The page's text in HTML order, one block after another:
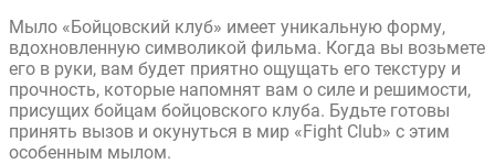
Мыло «Бойцовский клуб» имеет уникальную форму,
вдохновленную символикой фильма. Когда вы возьмете
его в руки, вам будет приятно ощущать его текстуру и
прочность, которые напомнят вам о силе и решимости,
присущих бойцам бойцовского клуба. Будьте готовы
принять вызов и окунуться в мир «Fight Club» с этим
особенным мылом.